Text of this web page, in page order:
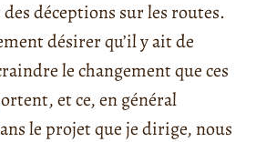
déceptions sur les routes.
désirer qu’il y ait de
le changement que ces
et ce, en général
le projet que je dirige, nous